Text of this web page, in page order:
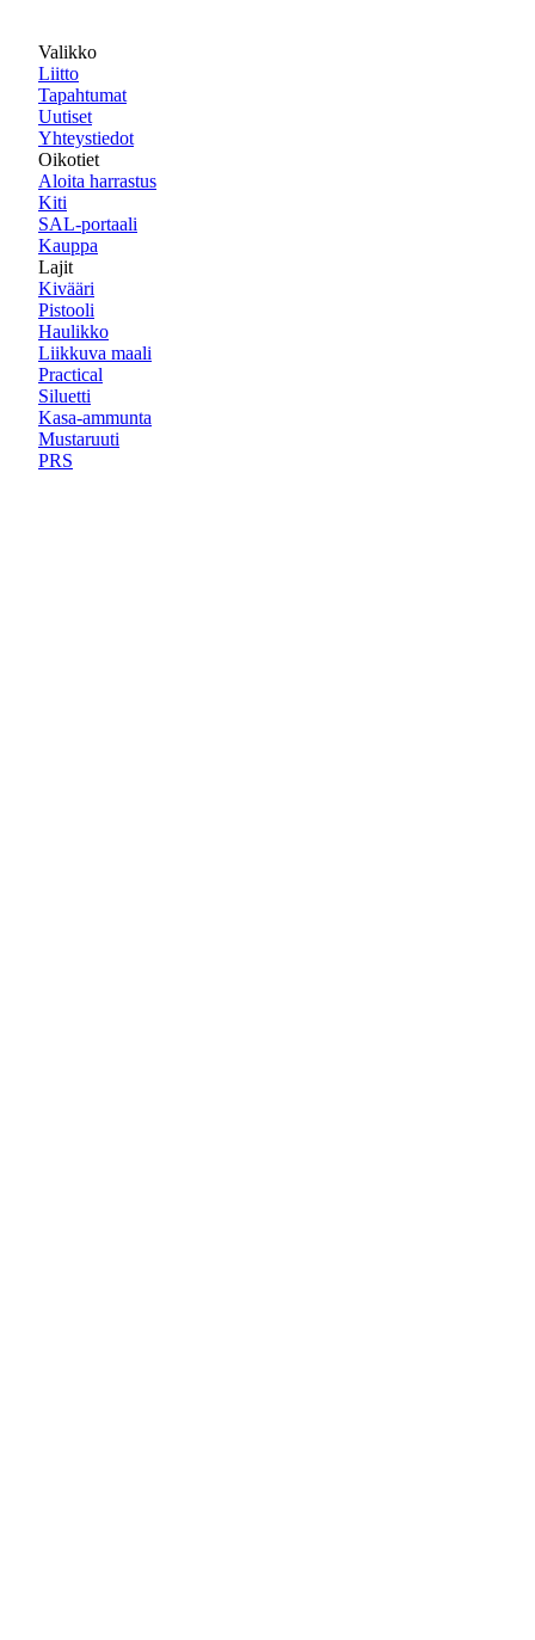
Valikko
Liitto
Tapahtumat
Uutiset
Yhteystiedot
Oikotiet
Aloita harrastus
Kiti
SAL-portaali
Kauppa
Lajit
Kivääri
Pistooli
Haulikko
Liikkuva maali
Practical
Siluetti
Kasa-ammunta
Mustaruuti
PRS